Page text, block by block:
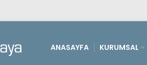
ANASAYFA KURUMSAL